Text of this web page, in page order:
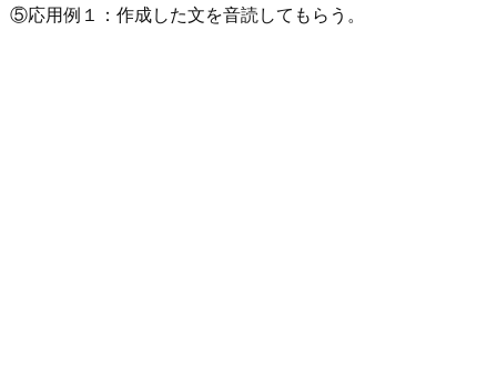
⑤応用例１：作成した文を音読してもらう。